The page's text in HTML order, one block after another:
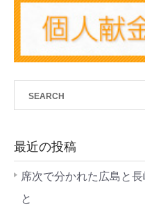
最近の投稿
席次で分かれた広島と
と